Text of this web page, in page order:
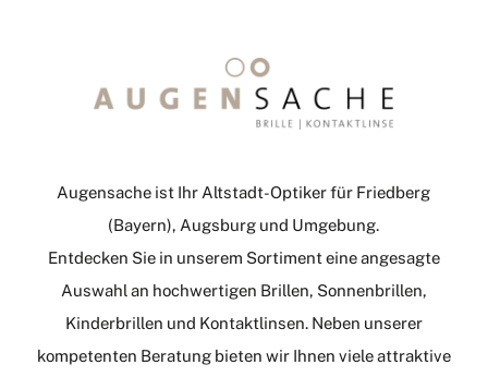
Augensache ist Ihr Altstadt-Optiker für Friedberg
(Bayern), Augsburg und Umgebung.
Entdecken Sie in unserem Sortiment eine angesagte
Auswahl an hochwertigen Brillen, Sonnenbrillen,
Kinderbrillen und Kontaktlinsen. Neben unserer
kompetenten Beratung bieten wir Ihnen viele attraktive